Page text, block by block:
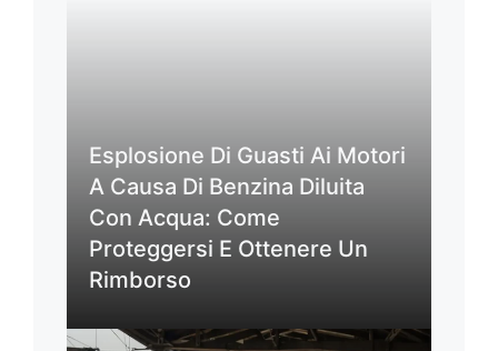
Esplosione Di Guasti Ai Motori
A Causa Di Benzina Diluita
Con Acqua: Come
Proteggersi E Ottenere Un
Rimborso